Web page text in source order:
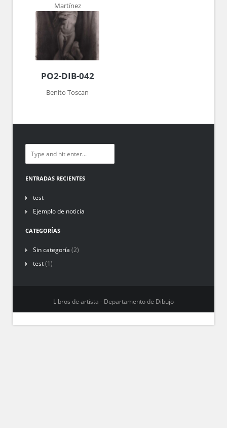
Martínez
PO2-DIB-042
Benito Toscan
ENTRADAS RECIENTES
test
Ejemplo de noticia
CATEGORÍAS
Sin categoría (2)
test(1)
Libros de artista - Departamento de Dibujo